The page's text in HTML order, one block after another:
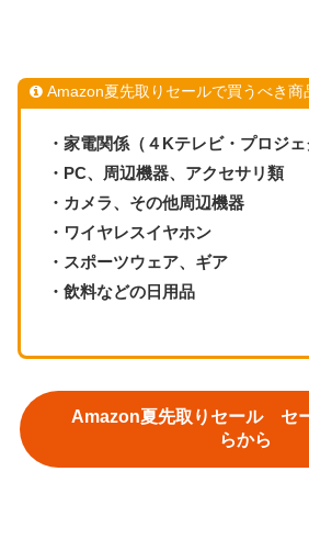
Amazon夏先取りセールで買うべき商
・家電関係（４Kテレビ・プロジ
・PC、周辺機器、アクセサリ類
・カメラ、その他周辺機器
・ワイヤレスイヤホン
・スポーツウェア、ギア
・飲料などの日用品
Amazon夏先取りセール セ
らから